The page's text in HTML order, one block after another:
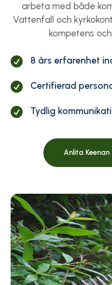
arbeta med både
Vattenfall och
kompetens
 8 års erfarenhet
 Certifierad
 Tydlig
Anlita